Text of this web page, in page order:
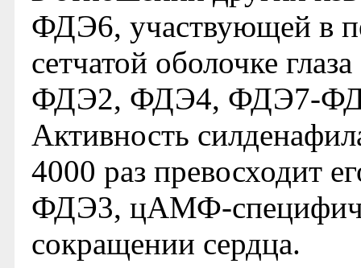
ФДЭ6, участвующей в
сетчатой оболочке
ФДЭ2, ФДЭ4, ФДЭ7-
Активность
4000 раз превосходит
ФДЭ3, цАМФ-
сокращении сердца.